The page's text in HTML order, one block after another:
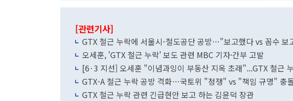
[관련기사]
GTX 철근 누락에 서울시-철도공단 공방…"보고했다 vs 꼼수 보
오세훈, 'GTX 철근 누락' 보도 관련 MBC 기자·간부 고발
[6·3 지선] 오세훈 "이념과잉이 부동산 지옥 초래"...GTX 철근
GTX-A 철근 누락 공방 격화…국토위 "정쟁" vs "책임 규명" 충
GTX 철근 누락 관련 긴급현안 보고 하는 김윤덕 장관